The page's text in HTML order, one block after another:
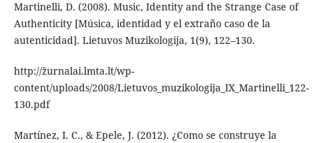
Martinelli, D. (2008). Music, Identity and the Strange Case of
Authenticity [Música, identidad y el extraño caso de la
autenticidad]. Lietuvos Muzikologija, 1(9), 122–130.
http://žurnalai.lmta.lt/wp-
content/uploads/2008/Lietuvos_muzikologija_IX_Martinelli_122-
130.pdf
Martínez, I. C., & Epele, J. (2012). ¿Como se construye la